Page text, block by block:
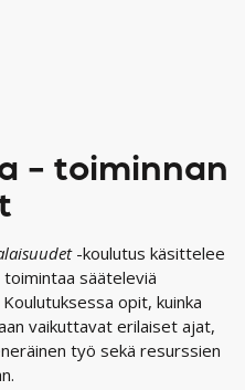
– toiminnan
-koulutus käsittelee
sääteleviä
opit, kuinka
vaikuttavat erilaiset ajat,
työ sekä resurssien